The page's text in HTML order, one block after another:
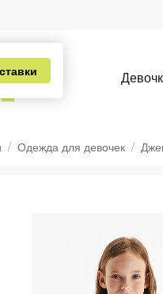
Одежда для девочек